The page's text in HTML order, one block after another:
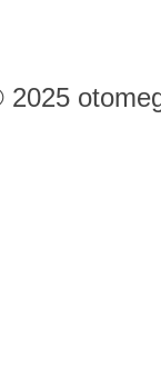
2025